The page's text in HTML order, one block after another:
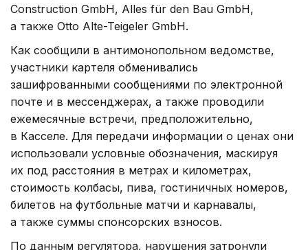
Construction GmbH, Alles für den Bau GmbH,
а также Otto Alte-Teigeler GmbH.
Как сообщили в антимонопольном ведомстве,
участники картеля обменивались
зашифрованными сообщениями по электронной
почте и в мессенджерах, а также проводили
ежемесячные встречи, предположительно,
в Касселе. Для передачи информации о ценах они
использовали условные обозначения, маскируя
их под расстояния в метрах и километрах,
стоимость колбасы, пива, гостиничных номеров,
билетов на футбольные матчи и карнавалы,
а также суммы спонсорских взносов.
По данным регулятора, нарушения затронули